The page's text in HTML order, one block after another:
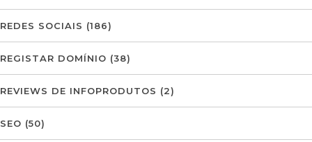
REDES SOCIAIS (186)
REGISTAR DOMÍNIO (38)
REVIEWS DE INFOPRODUTOS (2)
SEO (50)